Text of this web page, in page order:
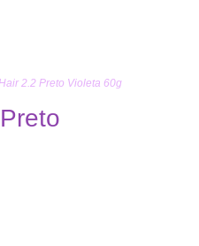
2.2 Preto Violeta 60g